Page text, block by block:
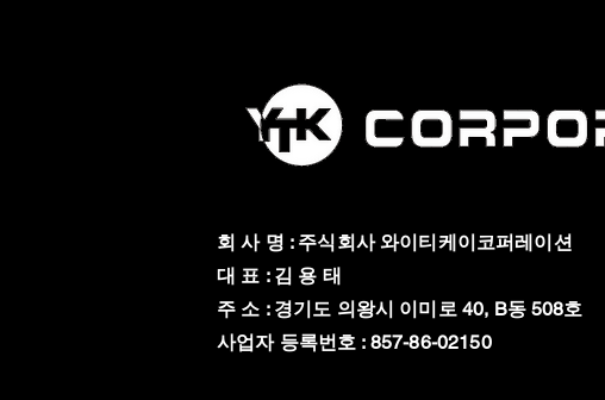
회 사 명 : 주식회사 와이티케이코퍼레이션
대 표 : 김 용 태
주 소 : 경기도 의왕시 이미로 40, B동 508호
​사업자 등록번호 : 857-86-02150